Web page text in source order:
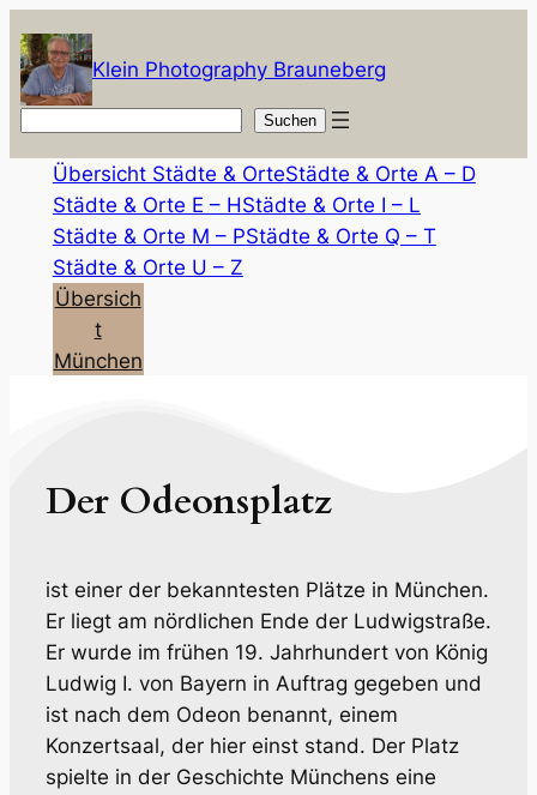
Inhalt
springen
Klein Photography Brauneberg
Suchen
Übersicht Städte & OrteStädte & Orte A – D
Städte & Orte E – HStädte & Orte I – L
Städte & Orte M – PStädte & Orte Q – T
Städte & Orte U – Z
Übersich
t
München
Der Odeonsplatz
ist einer der bekanntesten Plätze in München.
Er liegt am nördlichen Ende der Ludwigstraße.
Er wurde im frühen 19. Jahrhundert von König
Ludwig I. von Bayern in Auftrag gegeben und
ist nach dem Odeon benannt, einem
Konzertsaal, der hier einst stand. Der Platz
spielte in der Geschichte Münchens eine